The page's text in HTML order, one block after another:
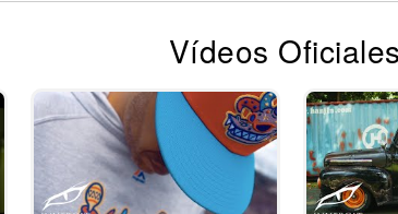
Vídeos Oficiales